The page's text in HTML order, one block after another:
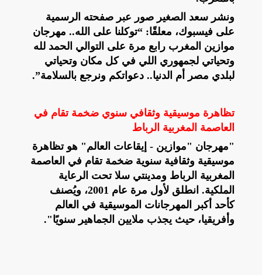
ونشر سعد الصغير صور عبر صفحته الرسمية
على فيسبوك، معلقًا: “توكلنا على الله.. مهرجان
موازين المغرب رابع مرة على التوالي الحمد لله
وتحياتي لجمهوري اللي في كل مكان وتحياتي
لبلدي مصر أم الدنيا.. دعواتكم ونرجع بالسلامة”.
تظاهرة موسيقية وثقافي سنوي ضخمة تقام في
العاصمة المغربية الرباط
"مهرجان "موازين - إيقاعات العالم" هو تظاهرة
موسيقية وثقافية سنوية ضخمة تقام في العاصمة
المغربية الرباط ومدينتي سلا تحت الرعاية
الملكية. انطلق لأول مرة عام 2001، ويُصنف
كأحد أكبر المهرجانات الموسيقية في العالم
وأفريقيا، حيث يجذب ملايين الجماهير سنويًا".